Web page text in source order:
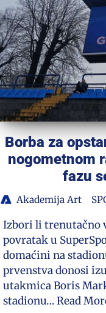
Borba za
nogometnom
fazu
Akademija Art
Izbori li trenutačno
povratak u
domaćini na
prvenstva donosi
utakmica Boris
stadionu…Read